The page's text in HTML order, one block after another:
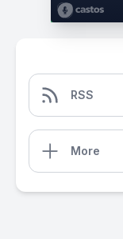
RSS
More